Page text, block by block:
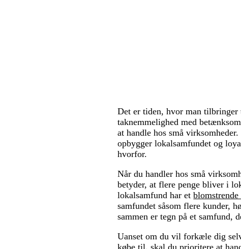
Det er tiden, hvor man
taknemmelighed med
at handle hos små
opbygger lokalsamfundet og
hvorfor.
Når du handler hos små
betyder, at flere penge bliver i
lokalsamfund har et
samfundet såsom flere kunder,
sammen er tegn på et samfund,
Uanset om du vil forkæle dig